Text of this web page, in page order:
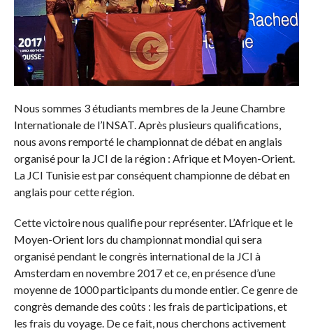
Nous sommes 3 étudiants membres de la Jeune Chambre
Internationale de l’INSAT. Après plusieurs qualifications,
nous avons remporté le championnat de débat en anglais
organisé pour la JCI de la région : Afrique et Moyen-Orient.
La JCI Tunisie est par conséquent championne de débat en
anglais pour cette région.
Cette victoire nous qualifie pour représenter. L’Afrique et le
Moyen-Orient lors du championnat mondial qui sera
organisé pendant le congrès international de la JCI à
Amsterdam en novembre 2017 et ce, en présence d’une
moyenne de 1000 participants du monde entier. Ce genre de
congrès demande des coûts : les frais de participations, et
les frais du voyage. De ce fait, nous cherchons activement